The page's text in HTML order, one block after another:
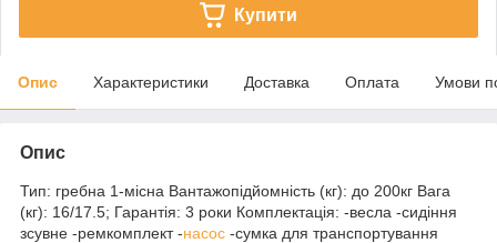
Купити
Опис Характеристики Доставка Оплата Умови
Опис
Тип: гребна 1-місна Вантажопідйомність (кг): до 200кг Вага
(кг): 16/17.5; Гарантія: 3 роки Комплектація: -весла -сидіння
зсувне -ремкомплект -насос -сумка для транспортування